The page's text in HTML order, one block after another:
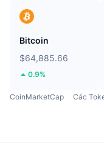
Bitcoin
$64,885.66
0.9%
CoinMarketCap Các